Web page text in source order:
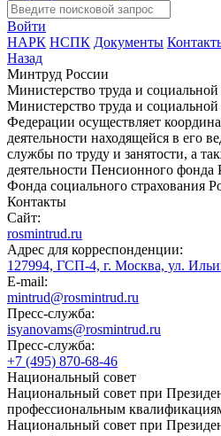
Войти
НАРК НСПК Документы
Назад
Минтруд России
Министерство труда и
Министерство труда и
Федерации осуществляет
деятельности находящейся в его
службы по труду и занятости, а
деятельности Пенсионного
Фонда социального страхования
Контакты
Сайт:
rosmintrud.ru
Адрес для корреспонденции:
127994, ГСП-4, г. Москва, ул.
E-mail:
mintrud@rosmintrud.ru
Пресс-служба:
isyanovams@rosmintrud.ru
Пресс-служба:
+7 (495) 870-68-46
Национальный совет
Национальный совет при
профессиональным
Национальный совет при